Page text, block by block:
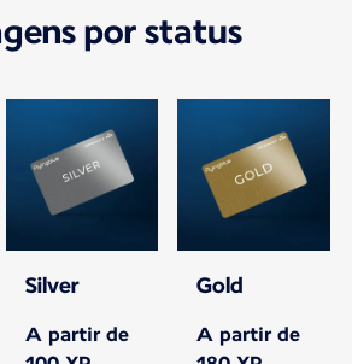
por status
Silver
A partir de
Gold
A partir de